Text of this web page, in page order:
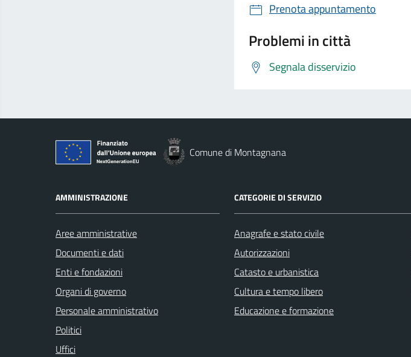
Prenota appuntamento
Problemi in città
Segnala disservizio
Comune di Montagnana
AMMINISTRAZIONE
Aree amministrative
Documenti e dati
Enti e fondazioni
Organi di governo
Personale amministrativo
Politici
Uffici
CATEGORIE DI SERVIZIO
Anagrafe e stato civile
Autorizzazioni
Catasto e urbanistica
Cultura e tempo libero
Educazione e formazione